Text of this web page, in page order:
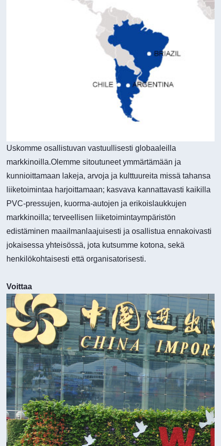
Uskomme osallistuvan vastuullisesti globaaleilla
markkinoilla.Olemme sitoutuneet ymmärtämään ja
kunnioittamaan lakeja, arvoja ja kulttuureita missä tahansa
liiketoimintaa harjoittamaan; kasvava kannattavasti kaikilla
PVC-pressujen, kuorma-autojen ja erikoislaukkujen
markkinoilla; terveellisen liiketoimintaympäristön
edistäminen maailmanlaajuisesti ja osallistua ennakoivasti
jokaisessa yhteisössä, jota kutsumme kotona, sekä
henkilökohtaisesti että organisatorisesti.
Voittaa